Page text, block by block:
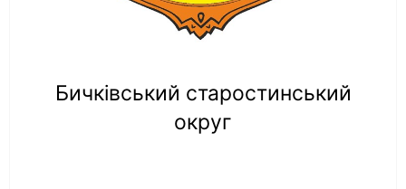
Бичківський старостинський
округ